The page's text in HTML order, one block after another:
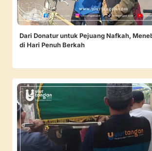
Dari Donatur untuk Pejuang Nafkah,
di Hari Penuh Berkah